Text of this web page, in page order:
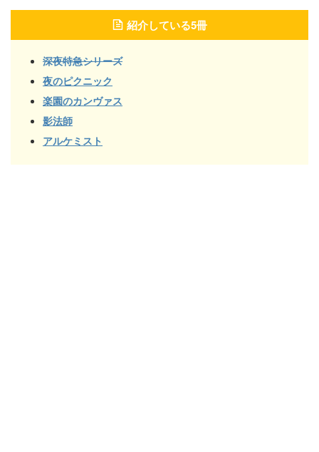
紹介している5冊
深夜特急シリーズ
夜のピクニック
楽園のカンヴァス
影法師
アルケミスト